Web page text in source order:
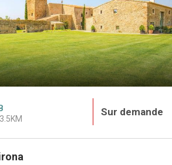
3.5KM
Sur demande